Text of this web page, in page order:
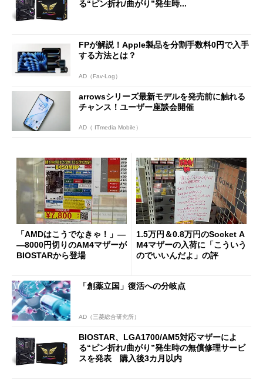
る“ピン折れ/曲がり”発生時...
FPが解説！Apple製品を分割手数料0円で入手
する方法とは？
AD（Fav-Log）
arrowsシリーズ最新モデルを発売前に触れる
チャンス！ユーザー座談会開催
AD（ ITmedia Mobile）
「AMDはこうでなきゃ！」―
―8000円切りのAM4マザーが
BIOSTARから登場
1.5万円＆0.8万円のSocket A
M4マザーの入荷に「こういう
のでいいんだよ」の評
「創薬立国」復活への分岐点
AD（三菱総合研究所）
BIOSTAR、LGA1700/AM5対応マザーによ
る“ピン折れ/曲がり”発生時の無償修理サービ
スを発表 購入後3カ月以内